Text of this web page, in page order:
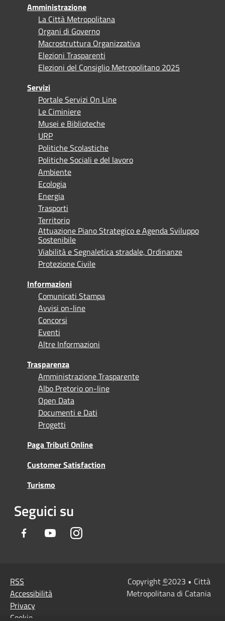
Amministrazione
La Città Metropolitana
Organi di Governo
Macrostruttura Organizzativa
Elezioni Trasparenti
Elezioni del Consiglio Metropolitano 2025
Servizi
Portale Servizi On Line
Le Ciminiere
Musei e Biblioteche
URP
Politiche Scolastiche
Politiche Sociali e del lavoro
Ambiente
Ecologia
Energia
Trasporti
Territorio
Attuazione Piano Strategico e Agenda Sviluppo
Sostenibile
Viabilità e Segnaletica stradale, Ordinanze
Protezione Civile
Informazioni
Comunicati Stampa
Avvisi on-line
Concorsi
Eventi
Altre Informazioni
Trasparenza
Amministrazione Trasparente
Albo Pretorio on-line
Open Data
Documenti e Dati
Progetti
Paga Tributi Online
Customer Satisfaction
Turismo
Seguici su
Facebook YoutubeInstagram
RSS
Accessibilità
Privacy
Cookie
Copyright ©2023 • Città
Metropolitana di Catania